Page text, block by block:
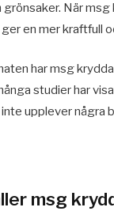
När
en mer kraftfull
har msg
studier har
upplever några
msg